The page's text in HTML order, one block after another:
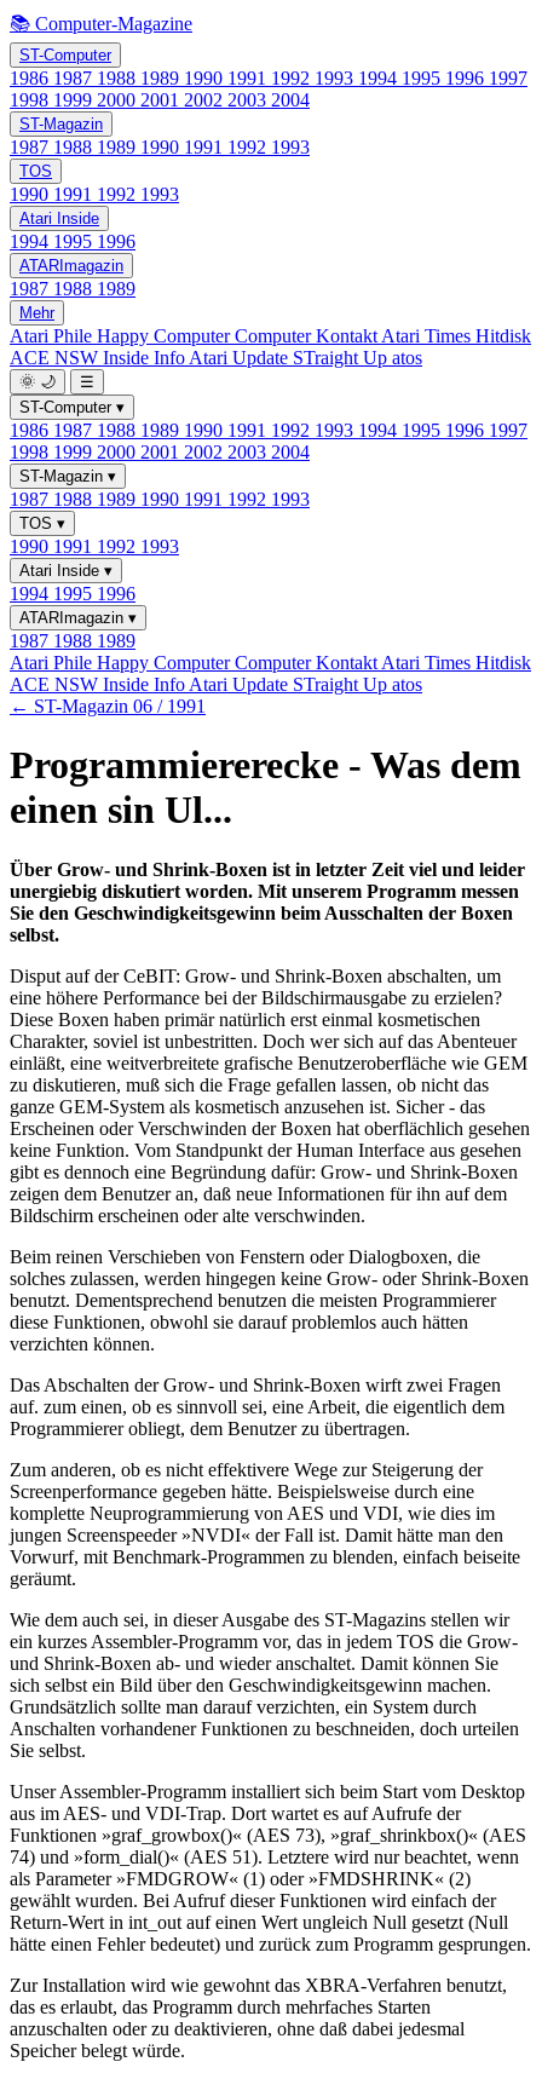
📚 Computer-Magazine
ST-Computer
1986 1987 1988 1989 1990 1991 1992 1993 1994 1995 1996 1997
1998 1999 2000 2001 2002 2003 2004
ST-Magazin
1987 1988 1989 1990 1991 1992 1993
TOS
1990 1991 1992 1993
Atari Inside
1994 1995 1996
ATARImagazin
1987 1988 1989
Mehr
Atari Phile Happy ComputerComputer Kontakt Atari Times Hitdisk
ACE NSW Inside Info Atari Update STraight Up atos
🌞 🌙
☰
ST-Computer ▾
1986 1987 1988 1989 1990 1991 1992 1993 1994 1995 1996 1997
1998 1999 2000 2001 2002 2003 2004
ST-Magazin ▾
1987 1988 1989 1990 1991 1992 1993
TOS ▾
1990 1991 1992 1993
Atari Inside ▾
1994 1995 1996
ATARImagazin ▾
1987 1988 1989
Atari Phile Happy ComputerComputer Kontakt Atari Times Hitdisk
ACE NSW Inside Info Atari Update STraight Up atos
← ST-Magazin 06 / 1991
Programmiererecke - Was dem
einen sin Ul...
Über Grow- und Shrink-Boxen ist in letzter Zeit viel und leider
unergiebig diskutiert worden. Mit unserem Programm messen
Sie den Geschwindigkeitsgewinn beim Ausschalten der Boxen
selbst.
Disput auf der CeBIT: Grow- und Shrink-Boxen abschalten, um
eine höhere Performance bei der Bildschirmausgabe zu erzielen?
Diese Boxen haben primär natürlich erst einmal kosmetischen
Charakter, soviel ist unbestritten. Doch wer sich auf das Abenteuer
einläßt, eine weitverbreitete grafische Benutzeroberfläche wie GEM
zu diskutieren, muß sich die Frage gefallen lassen, ob nicht das
ganze GEM-System als kosmetisch anzusehen ist. Sicher - das
Erscheinen oder Verschwinden der Boxen hat oberflächlich gesehen
keine Funktion. Vom Standpunkt der Human Interface aus gesehen
gibt es dennoch eine Begründung dafür: Grow- und Shrink-Boxen
zeigen dem Benutzer an, daß neue Informationen für ihn auf dem
Bildschirm erscheinen oder alte verschwinden.
Beim reinen Verschieben von Fenstern oder Dialogboxen, die
solches zulassen, werden hingegen keine Grow- oder Shrink-Boxen
benutzt. Dementsprechend benutzen die meisten Programmierer
diese Funktionen, obwohl sie darauf problemlos auch hätten
verzichten können.
Das Abschalten der Grow- und Shrink-Boxen wirft zwei Fragen
auf. zum einen, ob es sinnvoll sei, eine Arbeit, die eigentlich dem
Programmierer obliegt, dem Benutzer zu übertragen.
Zum anderen, ob es nicht effektivere Wege zur Steigerung der
Screenperformance gegeben hätte. Beispielsweise durch eine
komplette Neuprogrammierung von AES und VDI, wie dies im
jungen Screenspeeder »NVDI« der Fall ist. Damit hätte man den
Vorwurf, mit Benchmark-Programmen zu blenden, einfach beiseite
geräumt.
Wie dem auch sei, in dieser Ausgabe des ST-Magazins stellen wir
ein kurzes Assembler-Programm vor, das in jedem TOS die Grow-
und Shrink-Boxen ab- und wieder anschaltet. Damit können Sie
sich selbst ein Bild über den Geschwindigkeitsgewinn machen.
Grundsätzlich sollte man darauf verzichten, ein System durch
Anschalten vorhandener Funktionen zu beschneiden, doch urteilen
Sie selbst.
Unser Assembler-Programm installiert sich beim Start vom Desktop
aus im AES- und VDI-Trap. Dort wartet es auf Aufrufe der
Funktionen »graf_growbox()« (AES 73), »graf_shrinkbox()« (AES
74) und »form_dial()« (AES 51). Letztere wird nur beachtet, wenn
als Parameter »FMDGROW« (1) oder »FMDSHRINK« (2)
gewählt wurden. Bei Aufruf dieser Funktionen wird einfach der
Return-Wert in int_out auf einen Wert ungleich Null gesetzt (Null
hätte einen Fehler bedeutet) und zurück zum Programm gesprungen.
Zur Installation wird wie gewohnt das XBRA-Verfahren benutzt,
das es erlaubt, das Programm durch mehrfaches Starten
anzuschalten oder zu deaktivieren, ohne daß dabei jedesmal
Speicher belegt würde.